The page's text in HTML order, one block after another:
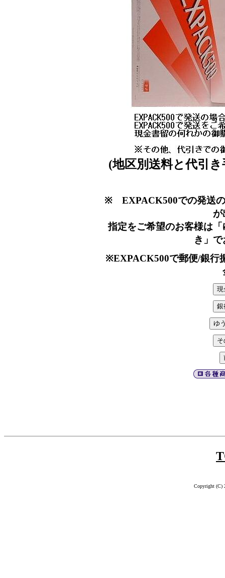
(地区別送料と代引
※ EXPACK500での発送の
が
指定をご希望のお客様は
き」
※EXPACK500で郵便/銀行
Copyright (C)